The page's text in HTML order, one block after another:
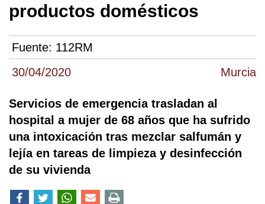
30/04/2020 Murcia
productos domésticos
Fuente: 112RM
Servicios de emergencia trasladan al
hospital a mujer de 68 años que ha sufrido
una intoxicación tras mezclar salfumán y
lejía en tareas de limpieza y desinfección
de su vivienda